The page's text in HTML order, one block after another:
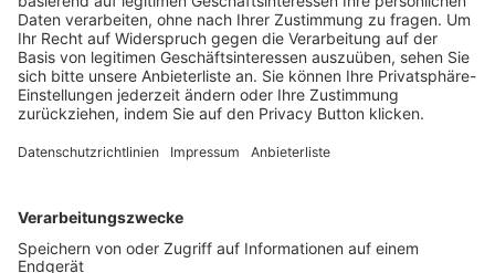
Trainerbörse
Login SpielPlus
FOLGE DEM BFV
TOP-VEREINE